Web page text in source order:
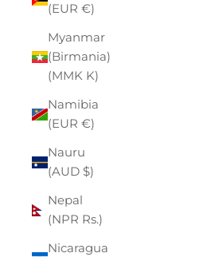
(EUR €)
Myanmar
(Birmania)
(MMK K)
Namibia
(EUR €)
Nauru
(AUD $)
Nepal
(NPR Rs.)
Nicaragua